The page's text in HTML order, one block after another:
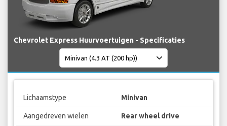
Chevrolet Express Huurvoertuigen - Specificaties
Lichaamstype Minivan
Aangedreven wielen Rear wheel drive